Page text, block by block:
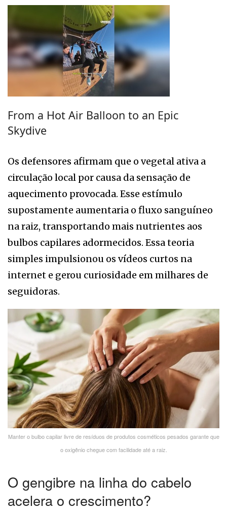
From a Hot Air Balloon to an Epic
Skydive
Os defensores afirmam que o vegetal ativa a
circulação local por causa da sensação de
aquecimento provocada. Esse estímulo
supostamente aumentaria o fluxo sanguíneo
na raiz, transportando mais nutrientes aos
bulbos capilares adormecidos. Essa teoria
simples impulsionou os vídeos curtos na
internet e gerou curiosidade em milhares de
seguidoras.
Manter o bulbo capilar livre de resíduos de produtos cosméticos pesados garante que
o oxigênio chegue com facilidade até a raiz.
O gengibre na linha do cabelo
acelera o crescimento?